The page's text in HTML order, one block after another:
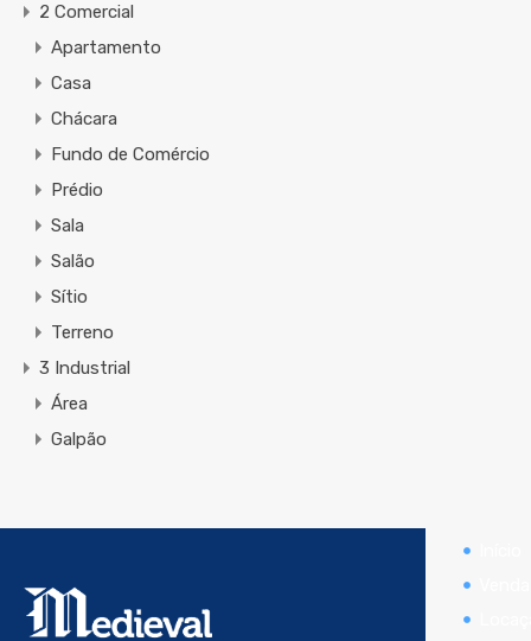
2 Comercial
Apartamento
Casa
Chácara
Fundo de Comércio
Prédio
Sala
Salão
Sítio
Terreno
3 Industrial
Área
Galpão